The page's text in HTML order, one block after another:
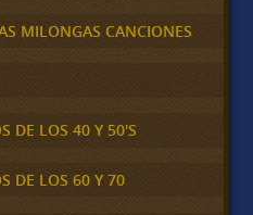
MILONGAS CANCIONES
DE LOS 40 Y 50'S
DE LOS 60 Y 70